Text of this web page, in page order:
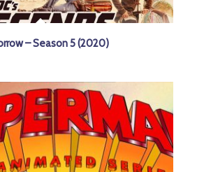
– Season 5 (2020)